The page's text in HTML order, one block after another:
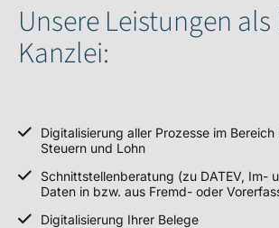
Unsere Leistungen
Kanzlei:
Digitalisierung aller Prozesse im
Steuern und Lohn
Schnittstellenberatung (zu DATEV, Im-
Daten in bzw. aus Fremd- oder
Digitalisierung Ihrer Belege